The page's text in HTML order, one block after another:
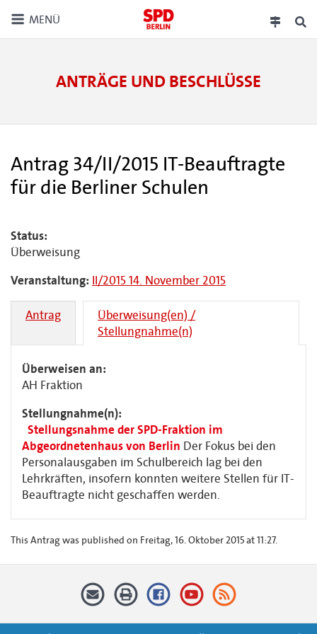
MENÜ
ANTRÄGE UND BESCHLÜSSE
Antrag 34/II/2015 IT-Beauftragte
für die Berliner Schulen
Status:
Überweisung
Veranstaltung: II/2015 14. November 2015
Antrag
Überweisung(en) /
Stellungnahme(n)
Überweisen an:
AH Fraktion
Stellungnahme(n):
Stellungsnahme der SPD-Fraktion im
Abgeordnetenhaus von Berlin Der Fokus bei den
Personalausgaben im Schulbereich lag bei den
Lehrkräften, insofern konnten weitere Stellen für IT-
Beauftragte nicht geschaffen werden.
This Antrag was published on Freitag, 16. Oktober 2015 at 11:27.